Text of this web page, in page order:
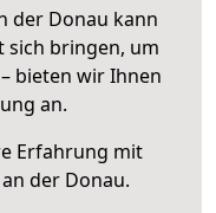
der Donau kann
sich bringen, um
bieten wir Ihnen
an.
Erfahrung mit
der Donau.